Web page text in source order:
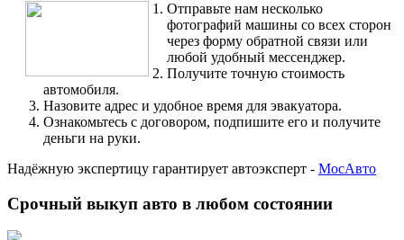
Отправьте нам несколько
фотографий машины со всех сторон
через форму обратной связи или
любой удобный мессенджер.
Получите точную стоимость
автомобиля.
Назовите адрес и удобное время для эвакуатора.
Ознакомьтесь с договором, подпишите его и получите
деньги на руки.
Надёжную экспертицу гарантирует автоэксперт - МосАвто
Срочный выкуп авто в любом состоянии